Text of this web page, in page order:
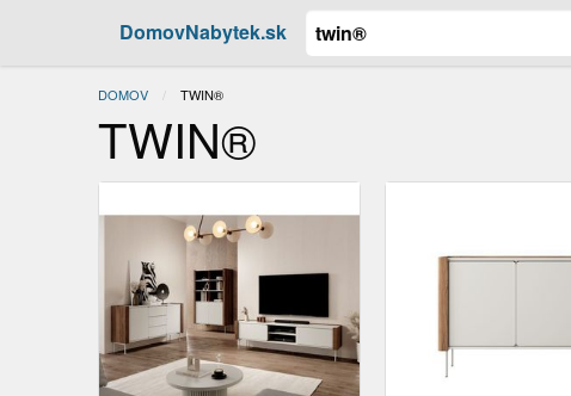
DomovNabytek.sk
DOMOV ACTUAL:
TWIN®
TWIN®